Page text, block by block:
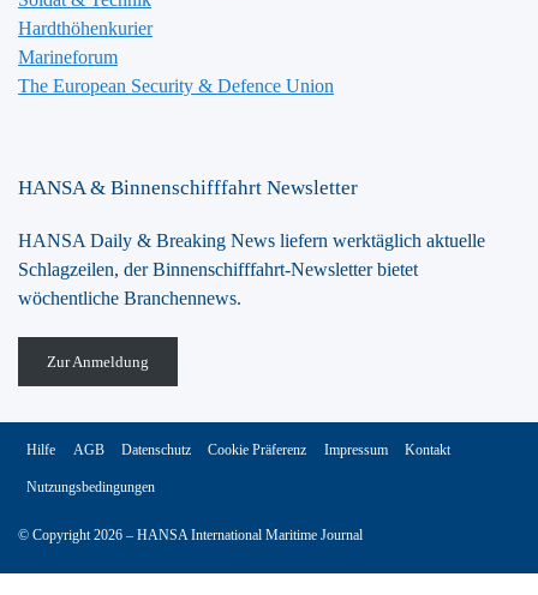
Hardthöhenkurier
Marineforum
The European Security & Defence Union
HANSA & Binnenschifffahrt Newsletter
HANSA Daily & Breaking News liefern werktäglich aktuelle
Schlagzeilen, der Binnenschifffahrt-Newsletter bietet
wöchentliche Branchennews.
Zur Anmeldung
© Copyright 2026 – HANSA International Maritime Journal
Hilfe AGB Datenschutz Cookie Präferenz Impressum Kontakt
Nutzungsbedingungen